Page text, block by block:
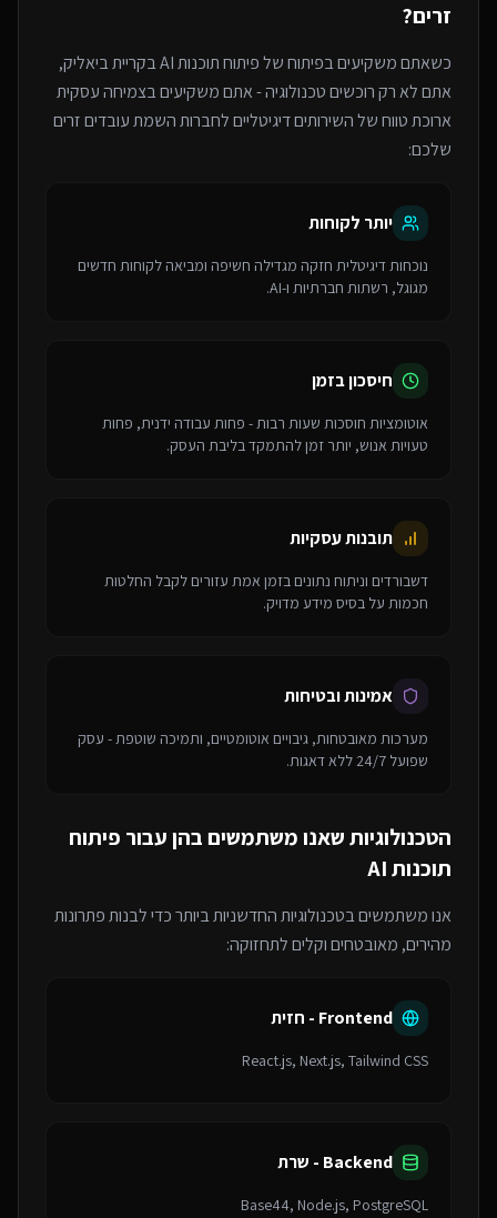
זרים?
כשאתם משקיעים בפיתוח שלפיתוח תוכנות AI בקריית ביאליק,
אתם לא רק רוכשים טכנולוגיה - אתם משקיעים בצמיחה עסקית
ארוכת טווח של השירותים דיגיטליים לחברות השמת עובדים זרים
שלכם:
יותר לקוחות
נוכחות דיגיטלית חזקה מגדילה חשיפה ומביאה לקוחות חדשים
מגוגל, רשתות חברתיות ו-AI.
חיסכון בזמן
אוטומציות חוסכות שעות רבות - פחות עבודה ידנית, פחות
טעויות אנוש, יותר זמן להתמקד בליבת העסק.
תובנות עסקיות
דשבורדים וניתוח נתונים בזמן אמת עזורים לקבל החלטות
חכמות על בסיס מידע מדויק.
אמינות ובטיחות
מערכות מאובטחות, גיבויים אוטומטיים, ותמיכה שוטפת - עסק
שפועל 24/7 ללא דאגות.
הטכנולוגיות שאנו משתמשים בהן עבור פיתוח
תוכנות AI
אנו משתמשים בטכנולוגיות החדשניות ביותר כדי לבנות פתרונות
מהירים, מאובטחים וקלים לתחזוקה:
Frontend - חזית
React.js, Next.js, Tailwind CSS
Backend - שרת
Base44, Node.js, PostgreSQL